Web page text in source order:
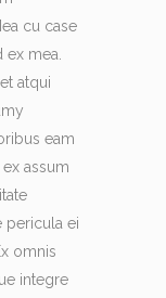
cu case
mea.
atqui
eam
assum
pericula ei
omnis
integre